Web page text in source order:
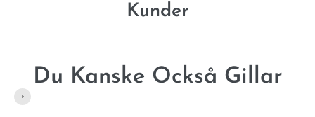
Kunder
Du Kanske Också Gillar